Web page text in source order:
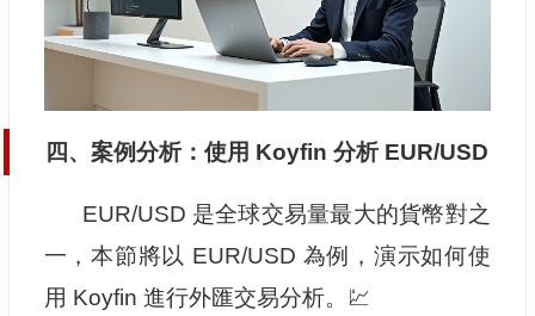
四、案例分析：使用 Koyfin 分析 EUR/USD
EUR/USD 是全球交易量最大的貨幣對之
一，本節將以 EUR/USD 為例，演示如何使
用 Koyfin 進行外匯交易分析。💹